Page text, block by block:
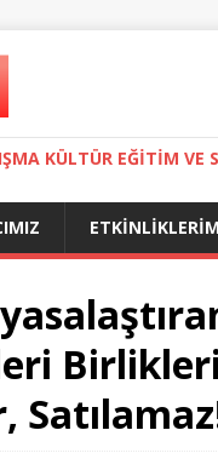
KÜLTÜR EĞITIM VE